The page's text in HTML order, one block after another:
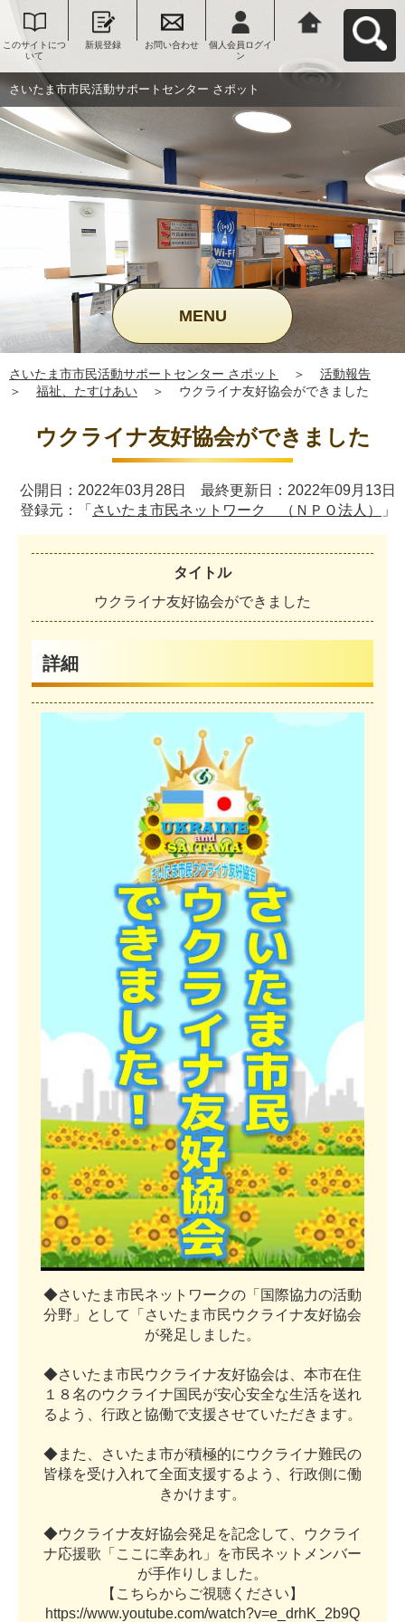
このサイトにつ
いて
新規登録 お問い合わせ
個人会員ログイ
ン
ンター さポット
へ戻る
さいたま市市民活動サポートセンター さポット
MENU
さいたま市市民活動サポートセンター さポット ＞
活動報告
＞
福祉、たすけあい ＞ ウクライナ友好協会ができました
ウクライナ友好協会ができました
公開日：2022年03月28日 最終更新日：2022年09月13日
登録元：「 さいたま市民ネットワーク （ＮＰＯ法人） 」
タイトル
ウ ク ライナ友好協会ができ ま した
詳細
◆さ いた ま 市民ネッ ト ワークの 「 国 際協力の活動
分野 」 と して 「 さ いた ま 市民ウ ク ライナ友好協会
が発足 し ま した 。
◆さ いた ま 市民ウ ク ライナ友好協会は 本市在住
１ ８名のウ ク ライナ国 民が安心安全な生活を送れ
る よ う 行政と協働で支援させていただき ま す。
◆ま た さ いた ま 市が積極的に ウ ク ライナ難民の
皆様を受け 入 れて全面支援する よ う 行政側 に働
きかけ ま す。
◆ウ ク ライナ友好協会発足 を記念 して ウ ク ライ
ナ応援歌 「 こ こ に幸あれ 」 を市民ネッ ト メ ンバー
が手作り し ま した 。
【 こ ち らから ご視聴 く ださ い 】
https://www.youtube.com/watch?v=e drhK 2b9Q